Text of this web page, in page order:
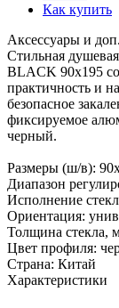
Как купить
Аксессуары и
Стильная
BLACK 90x195
практичность и
безопасное
фиксируемое
черный.
Размеры (ш/в):
Диапазон
Исполнение
Ориентация:
Толщина стекла,
Цвет профиля:
Страна: Китай
Характеристики